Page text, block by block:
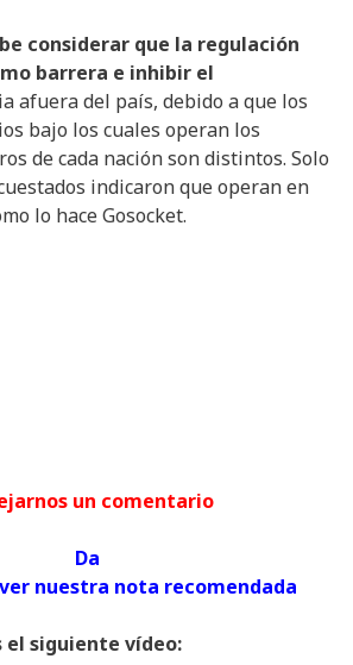
considerar que la regulación
barrera e inhibir el
afuera del país, debido a que los
bajo los cuales operan los
de cada nación son distintos. Solo
indicaron que operan en
lo hace Gosocket.
dejarnos un comentario
Da
nuestra nota recomendada
siguiente vídeo: